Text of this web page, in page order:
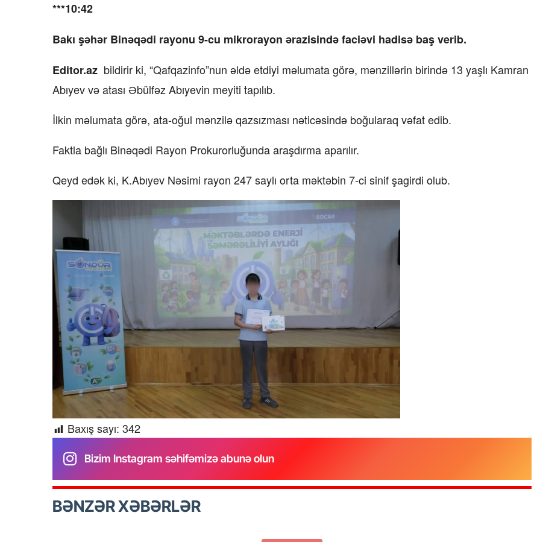
***10:42
Bakı şəhər Binəqədi rayonu 9-cu mikrorayon ərazisində faciəvi hadisə baş verib.
Editor.az bildirir ki, “Qafqazinfo”nun əldə etdiyi məlumata görə, mənzillərin birində 13 yaşlı Kamran
Abıyev və atası Əbülfəz Abıyevin meyiti tapılıb.
İlkin məlumata görə, ata-oğul mənzilə qazsızması nəticəsində boğularaq vəfat edib.
Faktla bağlı Binəqədi Rayon Prokurorluğunda araşdırma aparılır.
Qeyd edək ki, K.Abıyev Nəsimi rayon 247 saylı orta məktəbin 7-ci sinif şagirdi olub.
Baxış sayı: 342
Bizim Instagram səhifəmizə abunə olun
BƏNZƏR XƏBƏRLƏR
“Xətrinə dəymişəmsə, bağışla məni,